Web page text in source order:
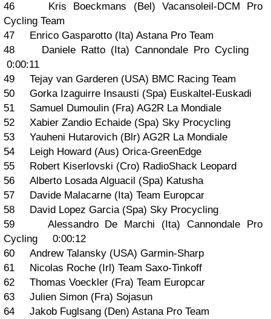
46 Kris Boeckmans (Bel) Vacansoleil-DCM Pro
Cycling Team
47 Enrico Gasparotto (Ita) Astana Pro Team
48 Daniele Ratto (Ita) Cannondale Pro Cycling
0:00:11
49 Tejay van Garderen (USA) BMC Racing Team
50 Gorka Izaguirre Insausti (Spa) Euskaltel-Euskadi
51 Samuel Dumoulin (Fra) AG2R La Mondiale
52 Xabier Zandio Echaide (Spa) Sky Procycling
53 Yauheni Hutarovich (Blr) AG2R La Mondiale
54 Leigh Howard (Aus) Orica-GreenEdge
55 Robert Kiserlovski (Cro) RadioShack Leopard
56 Alberto Losada Alguacil (Spa) Katusha
57 Davide Malacarne (Ita) Team Europcar
58 David Lopez Garcia (Spa) Sky Procycling
59 Alessandro De Marchi (Ita) Cannondale Pro
Cycling 0:00:12
60 Andrew Talansky (USA) Garmin-Sharp
61 Nicolas Roche (Irl) Team Saxo-Tinkoff
62 Thomas Voeckler (Fra) Team Europcar
63 Julien Simon (Fra) Sojasun
64 Jakob Fuglsang (Den) Astana Pro Team